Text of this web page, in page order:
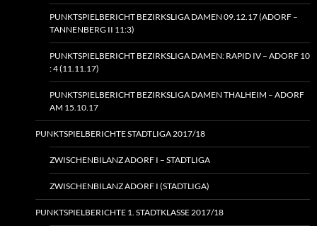
PUNKTSPIELBERICHT BEZIRKSLIGA DAMEN 09.12.17 (ADORF –
TANNENBERG II 11:3)
PUNKTSPIELBERICHT BEZIRKSLIGA DAMEN: RAPID IV – ADORF 10
: 4 (11.11.17)
PUNKTSPIELBERICHT BEZIRKSLIGA DAMEN THALHEIM – ADORF
AM 15.10.17
PUNKTSPIELBERICHTE STADTLIGA 2017/18
ZWISCHENBILANZ ADORF I – STADTLIGA
ZWISCHENBILANZ ADORF I (STADTLIGA)
PUNKTSPIELBERICHTE 1. STADTKLASSE 2017/18